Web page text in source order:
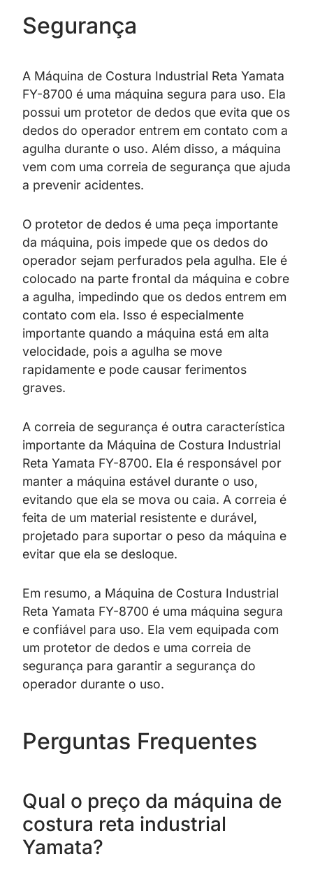
Segurança
A Máquina de Costura Industrial Reta Yamata
FY-8700 é uma máquina segura para uso. Ela
possui um protetor de dedos que evita que os
dedos do operador entrem em contato com a
agulha durante o uso. Além disso, a máquina
vem com uma correia de segurança que ajuda
a prevenir acidentes.
O protetor de dedos é uma peça importante
da máquina, pois impede que os dedos do
operador sejam perfurados pela agulha. Ele é
colocado na parte frontal da máquina e cobre
a agulha, impedindo que os dedos entrem em
contato com ela. Isso é especialmente
importante quando a máquina está em alta
velocidade, pois a agulha se move
rapidamente e pode causar ferimentos
graves.
A correia de segurança é outra característica
importante da Máquina de Costura Industrial
Reta Yamata FY-8700. Ela é responsável por
manter a máquina estável durante o uso,
evitando que ela se mova ou caia. A correia é
feita de um material resistente e durável,
projetado para suportar o peso da máquina e
evitar que ela se desloque.
Em resumo, a Máquina de Costura Industrial
Reta Yamata FY-8700 é uma máquina segura
e confiável para uso. Ela vem equipada com
um protetor de dedos e uma correia de
segurança para garantir a segurança do
operador durante o uso.
Perguntas Frequentes
Qual o preço da máquina de
costura reta industrial
Yamata?